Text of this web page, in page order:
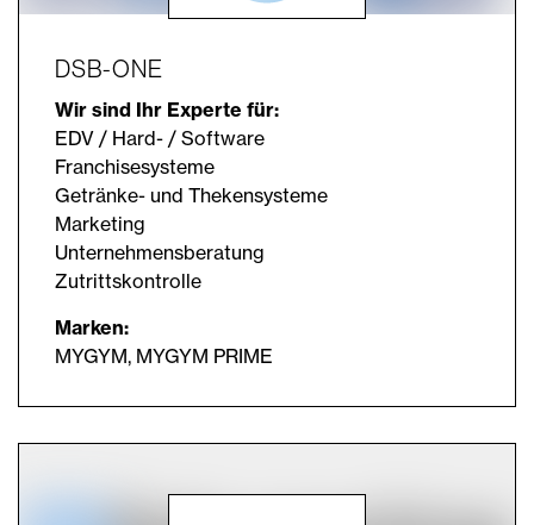
DSB-ONE
Wir sind Ihr Experte für:
EDV / Hard- / Software
Franchisesysteme
Getränke- und Thekensysteme
Marketing
Unternehmensberatung
Zutrittskontrolle
Marken:
MYGYM, MYGYM PRIME